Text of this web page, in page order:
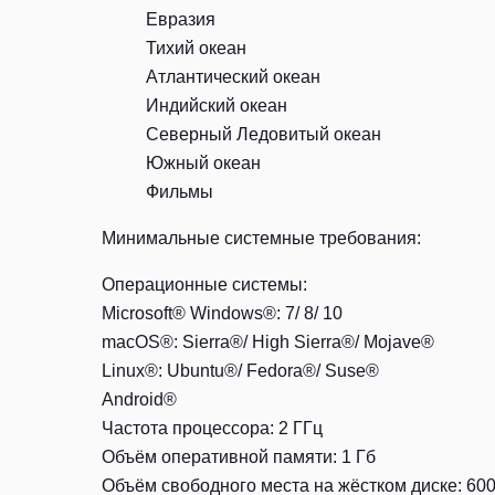
Евразия
Тихий океан
Атлантический океан
Индийский океан
Северный Ледовитый океан
Южный океан
Фильмы
Минимальные системные требования:
Операционные системы:
Microsoft® Windows®: 7/ 8/ 10
macOS®: Sierra®/ High Sierra®/ Mojave®
Linux®: Ubuntu®/ Fedora®/ Suse®
Android®
Частота процессора: 2 ГГц
Объём оперативной памяти: 1 Гб
Объём свободного места на жёстком диске: